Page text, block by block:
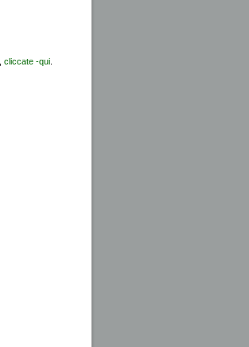
cliccate -qui